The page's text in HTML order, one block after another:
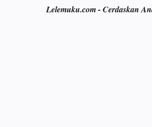
Lelemuku.com - Cerdaskan